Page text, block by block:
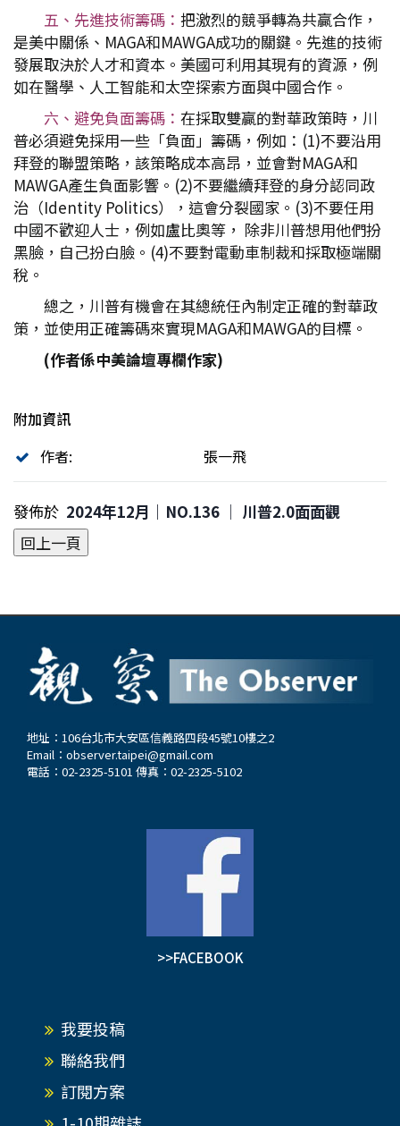
五、先進技術籌碼： 把激烈的競爭轉為共贏合作，
是美中關係、MAGA和MAWGA成功的關鍵。先進的技術
發展取決於人才和資本。美國可利用其現有的資源，例
如在醫學、人工智能和太空探索方面與中國合作。
六、避免負面籌碼： 在採取雙贏的對華政策時，川
普必須避免採用一些「負面」籌碼，例如：(1)不要沿用
拜登的聯盟策略，該策略成本高昂，並會對MAGA和
MAWGA產生負面影響。(2)不要繼續拜登的身分認同政
治（Identity Politics），這會分裂國家。(3)不要任用
中國不歡迎人士，例如盧比奧等， 除非川普想用他們扮
黑臉，自己扮白臉。(4)不要對電動車制裁和採取極端關
稅。
總之，川普有機會在其總統任內制定正確的對華政
策，並使用正確籌碼來實現MAGA和MAWGA的目標。
(作者係中美論壇專欄作家)
附加資訊
作者:
張一飛
發佈於 2024年12月｜NO.136 │ 川普2.0面面觀
地址：106台北市大安區信義路四段45號10樓之2
Email： observer.taipei@gmail.com
電話：02-2325-5101 傳真：02-2325-5102
>>FACEBOOK
我要投稿
聯絡我們
訂閱方案